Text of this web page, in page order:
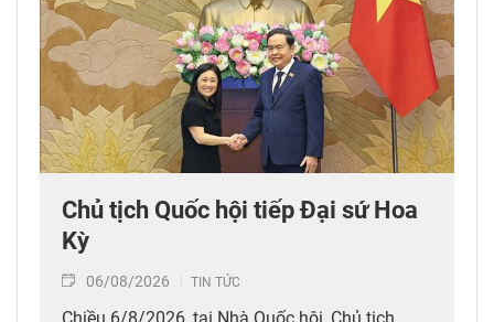
Chủ tịch Quốc hội tiếp Đại sứ Hoa
Kỳ
06/08/2026 TIN TỨC